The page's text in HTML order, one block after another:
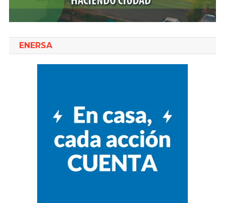
ENERSA